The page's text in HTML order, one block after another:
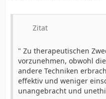
Zitat
" Zu therapeutischen
vorzunehmen, obwohl
andere Techniken
effektiv und weniger
unangebracht und